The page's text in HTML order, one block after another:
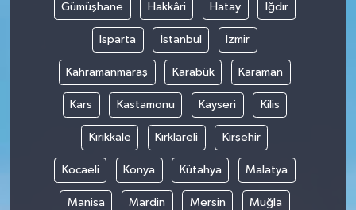
Gümüşhane Hakkâri Hatay Iğdır
Isparta İstanbul İzmir
Kahramanmaraş Karabük Karaman
Kars Kastamonu Kayseri Kilis
Kırıkkale Kırklareli Kırşehir
Kocaeli Konya Kütahya Malatya
Manisa Mardin Mersin Muğla